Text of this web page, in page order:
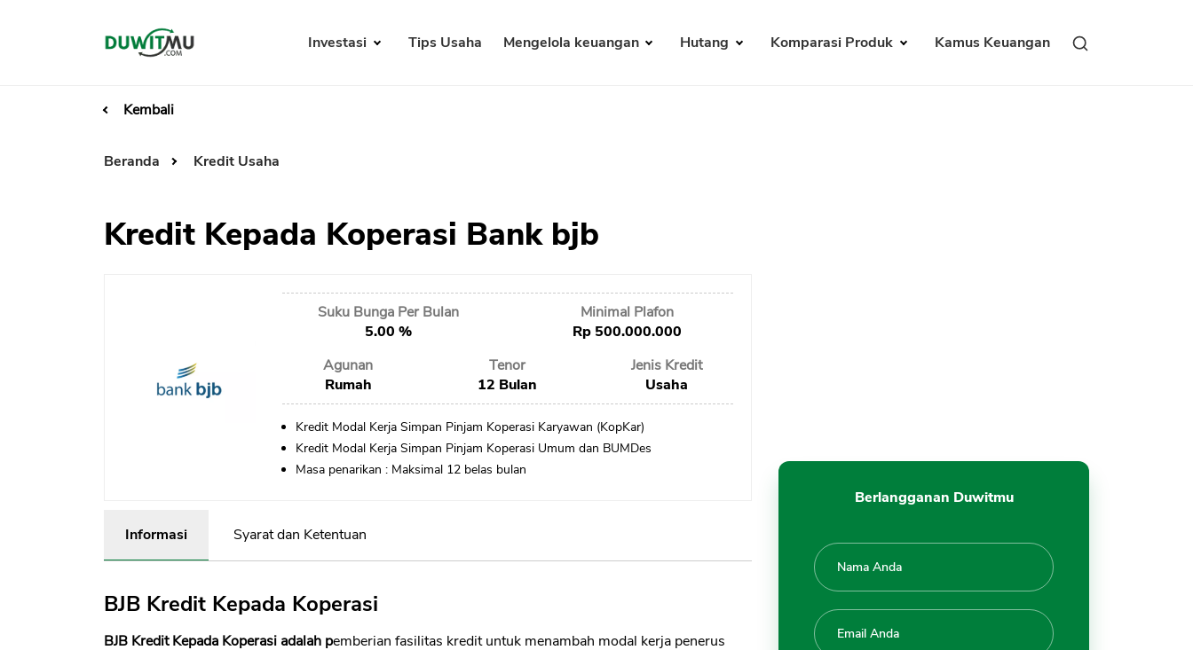
Investasi Tips Usaha Mengelola keuangan Hutang Komparasi Produk Kamus Keuangan
Kembali
Beranda Kredit Usaha
Kredit Kepada Koperasi Bank bjb
Suku Bunga Per Bulan
5.00 %
Minimal Plafon
Rp 500.000.000
Agunan
Rumah
Tenor
12 Bulan
Jenis Kredit
Usaha
Kredit Modal Kerja Simpan Pinjam Koperasi Karyawan (KopKar)
Kredit Modal Kerja Simpan Pinjam Koperasi Umum dan BUMDes
Masa penarikan : Maksimal 12 belas bulan
Informasi Syarat dan Ketentuan
BJB Kredit Kepada Koperasi
BJB Kredit Kepada Koperasi adalah pemberian fasilitas kredit untuk menambah modal kerja penerus
Berlangganan Duwitmu